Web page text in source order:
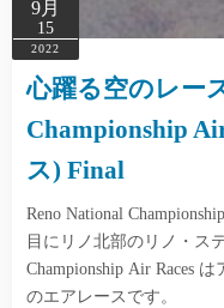
9月
15
2022
心躍る空のレー
Championship
ス) Final
Reno National
目にリノ北部のリノ・ス
Championship Air Races
のエアレースです。